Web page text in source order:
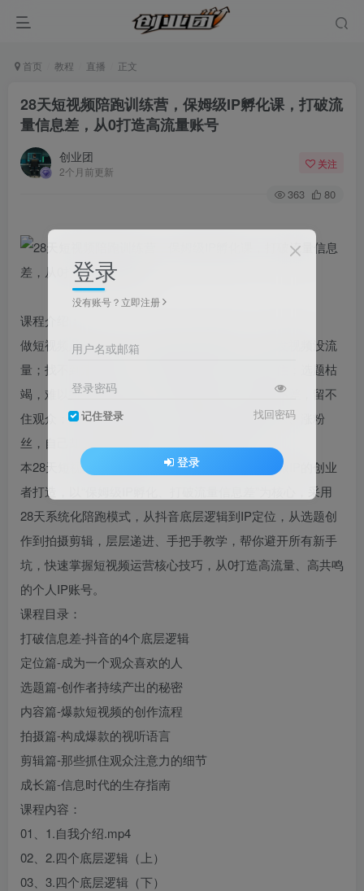
首页 教程 直播 正文
28天短视频陪跑训练营，保姆级IP孵化课，打破流
量信息差，从0打造高流量账号
创业团
2个月前更新
关注
363 80
课程介绍：
做短视频总陷入迷茫？不懂抖音底层逻辑，盲目发视频没流
量；找不到清晰定位，账号杂乱无章，观众记不住；选题枯
竭，难以持续产出内容；不会拍摄剪辑，作品质感差，留不
住观众；被流量信息差困住，看着别人轻松做爆款、涨粉
丝，自己却迟迟没有突破，浪费大量时间精力。​
本28天短视频陪跑训练营，专为短视频新手、想做IP的创业
者打造，以“保姆级IP孵化、打破流量信息差”为核心，采用
28天系统化陪跑模式，从抖音底层逻辑到IP定位，从选题创
作到拍摄剪辑，层层递进、手把手教学，帮你避开所有新手
坑，快速掌握短视频运营核心技巧，从0打造高流量、高共鸣
的个人IP账号。
课程目录：
打破信息差-抖音的4个底层逻辑
定位篇-成为一个观众喜欢的人
选题篇-创作者持续产出的秘密
内容篇-爆款短视频的创作流程
拍摄篇-构成爆款的视听语言
剪辑篇-那些抓住观众注意力的细节
成长篇-信息时代的生存指南
课程内容：
01、1.自我介绍.mp4
02、2.四个底层逻辑（上）
03、3.四个底层逻辑（下）
登录
没有账号？立即注册
用户名或邮箱
登录密码
记住登录 找回密码
登录